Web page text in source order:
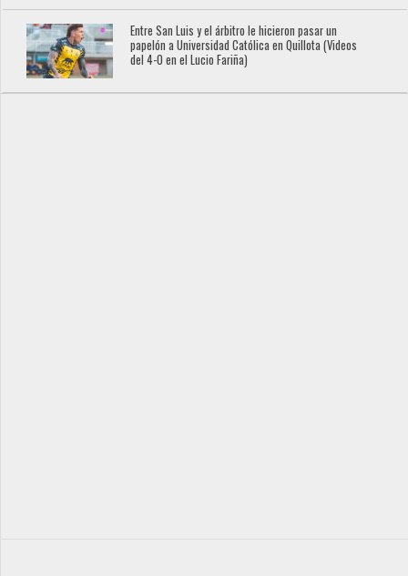
Entre San Luis y el árbitro le hicieron pasar un
papelón a Universidad Católica en Quillota (Videos
del 4-0 en el Lucio Fariña)